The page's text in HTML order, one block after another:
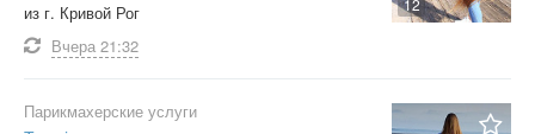
12
из г. Кривой Рог
Вчера 21:32
Парикмахерские услуги